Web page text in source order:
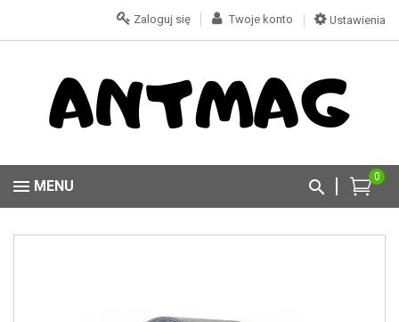
Ustawienia
Twoje konto
Zaloguj się
0
MENU